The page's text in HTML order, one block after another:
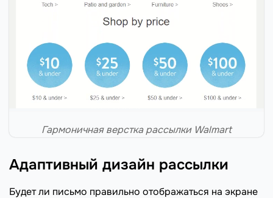
Гармоничная верстка рассылки Walmart
Адаптивный дизайн рассылки
Будет ли письмо правильно отображаться на экране